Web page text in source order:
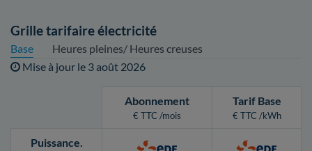
Grille tarifaire électricité
Base
Heures pleines/ Heures creuses
Mise à jour le 3 août 2026
Abonnement
€ TTC /mois
Tarif Base
€ TTC /kWh
Puissance.